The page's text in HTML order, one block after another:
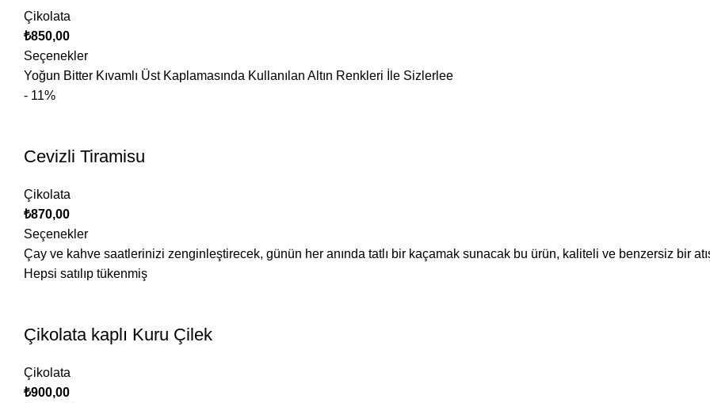
Çikolata
₺850,00
Seçenekler
Yoğun Bitter Kıvamlı Üst Kaplamasında Kullanılan Altın Renkleri İle Sizlerlee
- 11%
Cevizli Tiramisu
Çikolata
₺870,00
Seçenekler
Çay ve kahve saatlerinizi zenginleştirecek, günün her anında tatlı bir kaçamak sunacak bu ürün, kaliteli ve benzersiz bir
Hepsi satılıp tükenmiş
Çikolata kaplı Kuru Çilek
Çikolata
₺900,00